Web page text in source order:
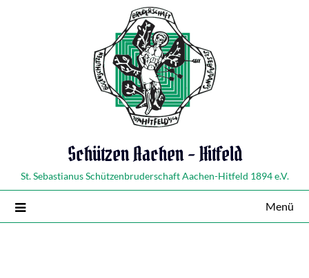
Schützen Aachen – Hitfeld
St. Sebastianus Schützenbruderschaft Aachen-Hitfeld 1894 e.V.
Menü